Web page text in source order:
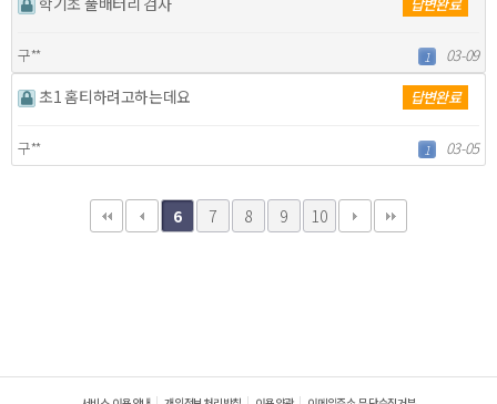
구** 1 03-09
초1 홈티하려고하는데요 답변완료
구** 1 03-05
6 7 8 9 10